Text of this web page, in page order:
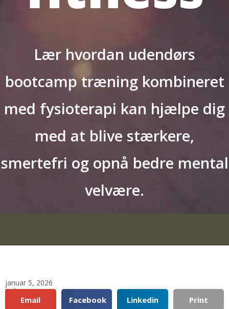
Lær hvordan udendørs
bootcamp træning kombineret
med fysioterapi kan hjælpe dig
med at blive stærkere,
smertefri og opnå bedre mental
velvære.
januar 5, 2026
Del:
Email Facebook Linkedin Print